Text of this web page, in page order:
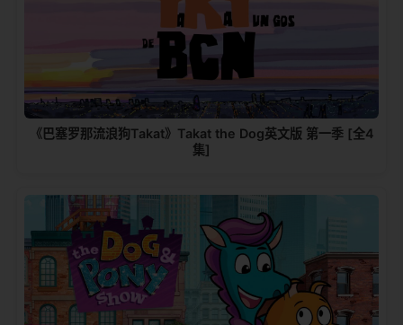
《巴塞罗那流浪狗Takat》Takat the Dog英文版 第一季 [全4
集]